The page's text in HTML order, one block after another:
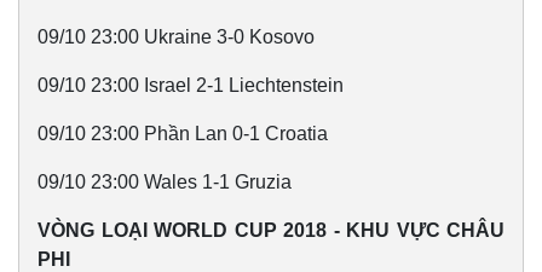
Quan sát
Hồ sơ
Video
E-Magazine
09/10 23:00 Ukraine 3-0 Kosovo
09/10 23:00 Israel 2-1 Liechtenstein
09/10 23:00 Phần Lan 0-1 Croatia
09/10 23:00 Wales 1-1 Gruzia
VÒNG LOẠI WORLD CUP 2018 - KHU VỰC CHÂU
PHI